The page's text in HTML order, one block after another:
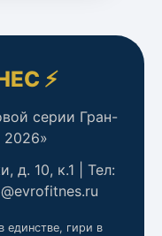
⚡
серии Гран-
2026»
д. 10, к.1 | Тел:
гири в